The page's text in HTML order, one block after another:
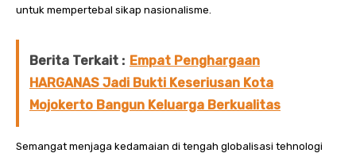
untuk mempertebal sikap nasionalisme.
Berita Terkait : Empat Penghargaan
HARGANAS Jadi Bukti Keseriusan Kota
Mojokerto Bangun Keluarga Berkualitas
Semangat menjaga kedamaian di tengah globalisasi tehnologi